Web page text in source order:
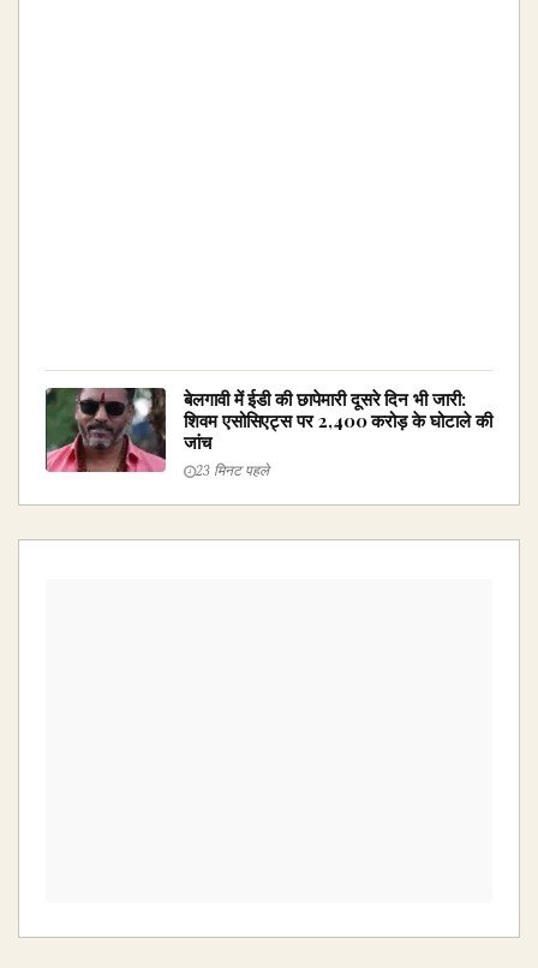
बेलगावी में ईडी की छापेमारी दूसरे दिन भी जारी:
शिवम एसोसिएट्स पर ₹2,400 करोड़ के घोटाले की
जांच
23 मिनट पहले